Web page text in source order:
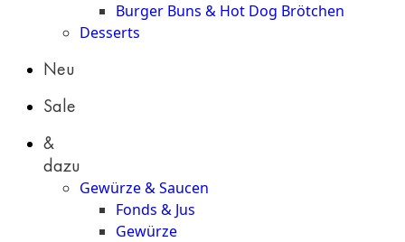
Burger Buns & Hot Dog Brötchen
Desserts
Neu
Sale
&
dazu
Gewürze & Saucen
Fonds & Jus
Gewürze